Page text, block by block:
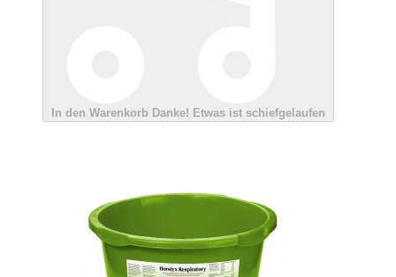
In den Warenkorb Danke! Etwas ist schiefgelaufen